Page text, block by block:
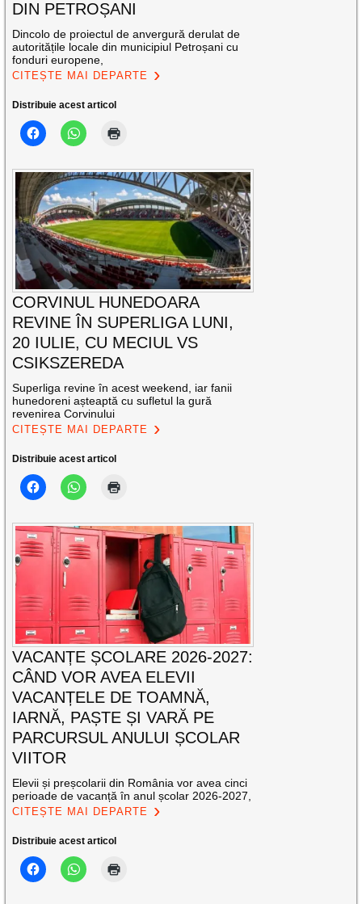
DIN PETROȘANI
Dincolo de proiectul de anvergură derulat de
autoritățile locale din municipiul Petroșani cu
fonduri europene,
CITEȘTE MAI DEPARTE
Distribuie acest articol
CORVINUL HUNEDOARA
REVINE ÎN SUPERLIGA LUNI,
20 IULIE, CU MECIUL VS
CSIKSZEREDA
Superliga revine în acest weekend, iar fanii
hunedoreni așteaptă cu sufletul la gură
revenirea Corvinului
CITEȘTE MAI DEPARTE
Distribuie acest articol
VACANȚE ȘCOLARE 2026-2027:
CÂND VOR AVEA ELEVII
VACANȚELE DE TOAMNĂ,
IARNĂ, PAȘTE ȘI VARĂ PE
PARCURSUL ANULUI ȘCOLAR
VIITOR
Elevii și preșcolarii din România vor avea cinci
perioade de vacanță în anul școlar 2026-2027,
CITEȘTE MAI DEPARTE
Distribuie acest articol